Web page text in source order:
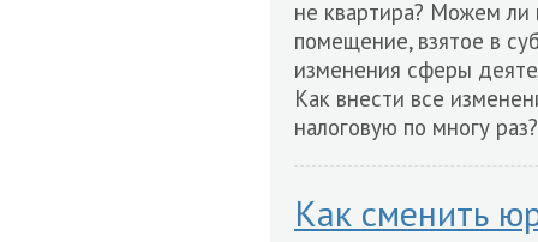
не квартира? Можем ли
помещение, взятое в
изменения сферы
Как внести все
налоговую по многу раз?
Как сменить